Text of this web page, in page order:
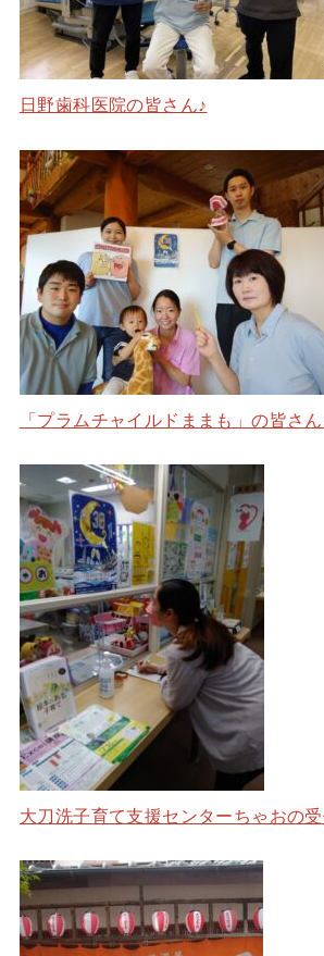
日野歯科医院の皆さん♪
「プラムチャイルドままも」の皆さ
大刀洗子育て支援センターちゃおの